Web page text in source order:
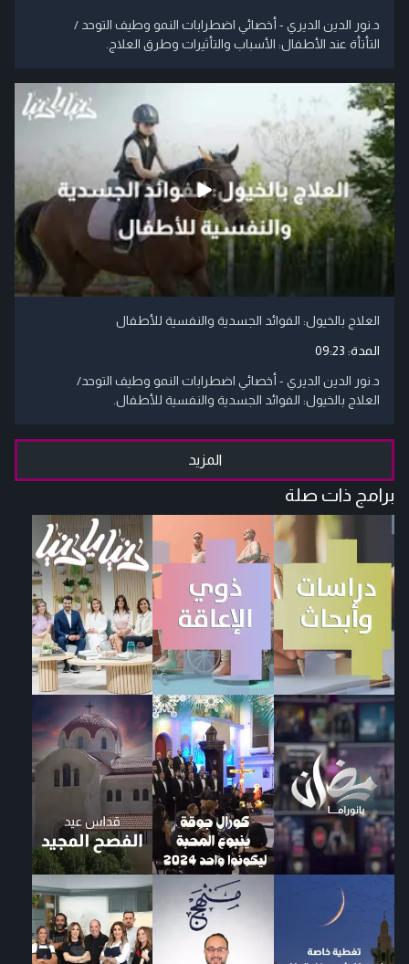
د.نور الدين الديري - أخصائي اضطرابات النمو وطيف التوحد /
التأتأة عند الأطفال: الأسباب والتأثيرات وطرق العلاج.
العلاج بالخيول: الفوائد الجسدية والنفسية للأطفال
المدة: 09:23
د.نور الدين الديري - أخصائي اضطرابات النمو وطيف التوحد/
العلاج بالخيول: الفوائد الجسدية والنفسية للأطفال.
المزيد
برامج ذات صلة